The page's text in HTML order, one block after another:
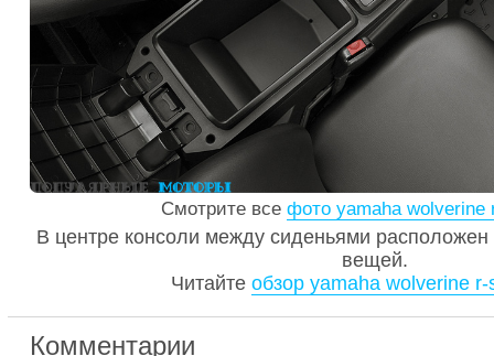
Смотрите все фото yamaha wolverine
В центре консоли между сиденьями
вещей.
Читайте обзор yamaha wolverine
Комментарии